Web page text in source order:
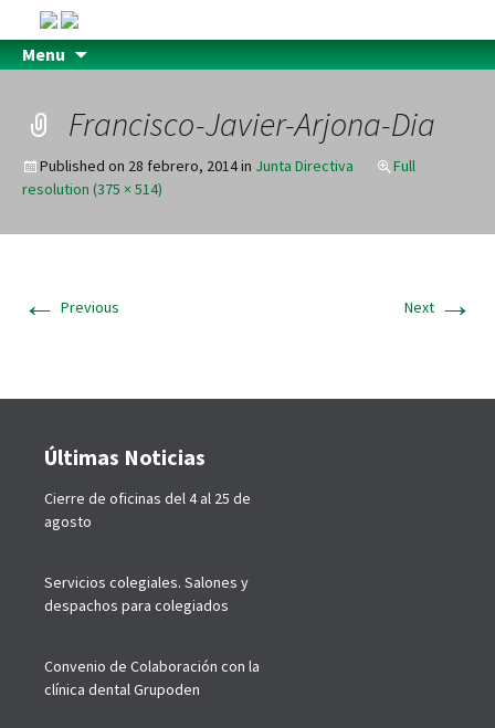
Menu
Francisco-Javier-Arjona-Dia
Published on 28 febrero, 2014in Junta Directiva
Full
resolution (375 × 514)
← Previous Next →
Últimas Noticias
Cierre de oficinas del 4 al 25 de
agosto
Servicios colegiales. Salones y
despachos para colegiados
Convenio de Colaboración con la
clínica dental Grupoden